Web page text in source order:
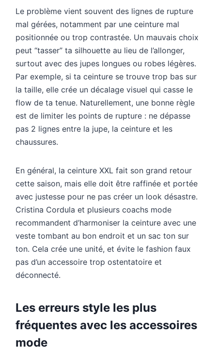
Le problème vient souvent des lignes de rupture
mal gérées, notamment par une ceinture mal
positionnée ou trop contrastée. Un mauvais choix
peut “tasser” ta silhouette au lieu de l’allonger,
surtout avec des jupes longues ou robes légères.
Par exemple, si ta ceinture se trouve trop bas sur
la taille, elle crée un décalage visuel qui casse le
flow de ta tenue. Naturellement, une bonne règle
est de limiter les points de rupture : ne dépasse
pas 2 lignes entre la jupe, la ceinture et les
chaussures.
En général, la ceinture XXL fait son grand retour
cette saison, mais elle doit être raffinée et portée
avec justesse pour ne pas créer un look désastre.
Cristina Cordula et plusieurs coachs mode
recommandent d’harmoniser la ceinture avec une
veste tombant au bon endroit et un sac ton sur
ton. Cela crée une unité, et évite le fashion faux
pas d’un accessoire trop ostentatoire et
déconnecté.
Les erreurs style les plus
fréquentes avec les accessoires
mode